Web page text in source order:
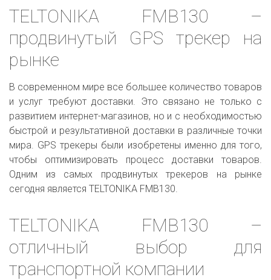
TELTONIKA FMB130 –
продвинутый GPS трекер на
рынке
В современном мире все большее количество товаров
и услуг требуют доставки. Это связано не только с
развитием интернет-магазинов, но и с необходимостью
быстрой и результативной доставки в различные точки
мира. GPS трекеры были изобретены именно для того,
чтобы оптимизировать процесс доставки товаров.
Одним из самых продвинутых трекеров на рынке
сегодня является TELTONIKA FMB130.
TELTONIKA FMB130 –
отличный выбор для
транспортной компании